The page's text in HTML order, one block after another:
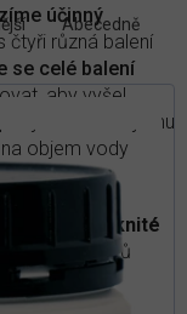
účinný
čtyři různá balení
se celé balení
aby vyšel
jezírko o objemu
objem vody
proti vláknité
přípravků
Abecedně